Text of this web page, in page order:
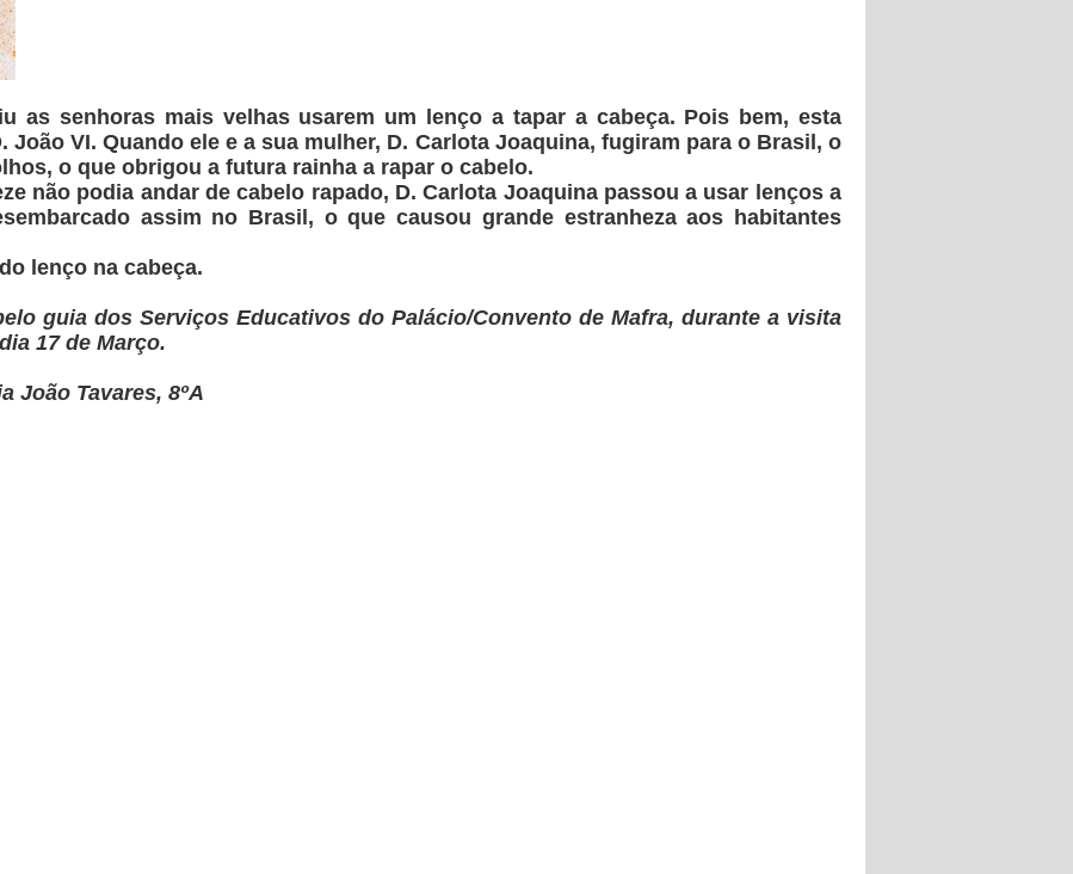
as senhoras mais velhas usarem um lenço a tapar a cabeça. Pois bem, esta
João VI. Quando ele e a sua mulher, D. Carlota Joaquina, fugiram para o Brasil, o
o que obrigou a futura rainha a rapar o cabelo.
não podia andar de cabelo rapado, D. Carlota Joaquina passou a usar lenços a
assim no Brasil, o que causou grande estranheza aos habitantes
lenço na cabeça.
guia dos Serviços Educativos do Palácio/Convento de Mafra, durante a visita
17 de Março.
João Tavares, 8ºA